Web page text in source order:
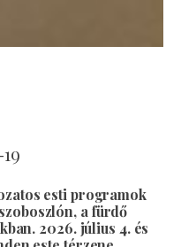
esti programok
a fürdő
2026. július 4. és